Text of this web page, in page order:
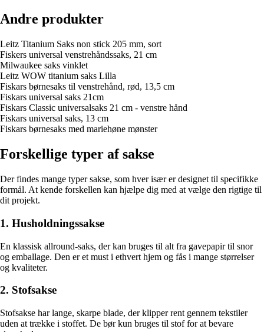
Andre produkter
Leitz Titanium Saks non stick 205 mm, sort
Fiskers universal venstrehåndssaks, 21 cm
Milwaukee saks vinklet
Leitz WOW titanium saks Lilla
Fiskars børnesaks til venstrehånd, rød, 13,5 cm
Fiskars universal saks 21cm
Fiskars Classic universalsaks 21 cm - venstre hånd
Fiskars universal saks, 13 cm
Fiskars børnesaks med mariehøne mønster
Forskellige typer af sakse
Der findes mange typer sakse, som hver især er designet til specifikke
formål. At kende forskellen kan hjælpe dig med at vælge den rigtige til
dit projekt.
1. Husholdningssakse
En klassisk allround-saks, der kan bruges til alt fra gavepapir til snor
og emballage. Den er et must i ethvert hjem og fås i mange størrelser
og kvaliteter.
2. Stofsakse
Stofsakse har lange, skarpe blade, der klipper rent gennem tekstiler
uden at trække i stoffet. De bør kun bruges til stof for at bevare